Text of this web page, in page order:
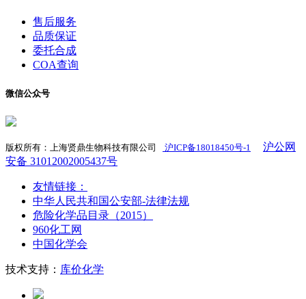
售后服务
品质保证
委托合成
COA查询
微信公众号
版权所有：上海贤鼎生物科技有限公司 沪ICP备18018450号-1
沪公网
安备 31012002005437号
友情链接：
中华人民共和国公安部-法律法规
危险化学品目录（2015）
960化工网
中国化学会
技术支持： 库价化学